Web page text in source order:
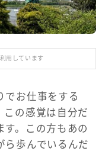
用しています
でお仕事をする
この感覚は自分だ
す。この方もあの
ら歩んでいるんだ